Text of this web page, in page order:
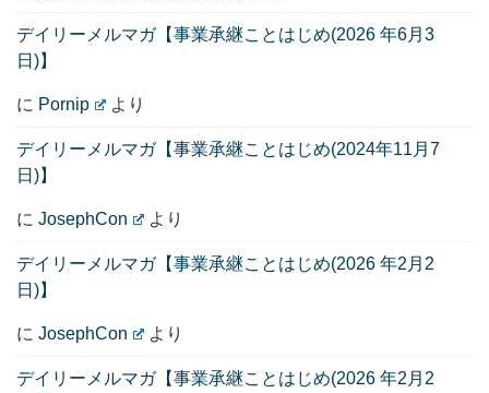
デイリーメルマガ【事業承継ことはじめ(2026 年6月3
日)】
に Pornip より
デイリーメルマガ【事業承継ことはじめ(2024年11月7
日)】
に JosephCon より
デイリーメルマガ【事業承継ことはじめ(2026 年2月2
日)】
に JosephCon より
デイリーメルマガ【事業承継ことはじめ(2026 年2月2